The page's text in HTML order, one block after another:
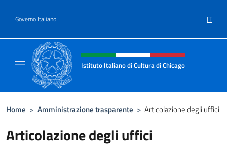
Governo Italiano IT
Intestazione sito, social e menù
Istituto Italiano di Cultura di Chicago
Home > Amministrazione trasparente > Articolazione degli uffici
Articolazione degli uffici